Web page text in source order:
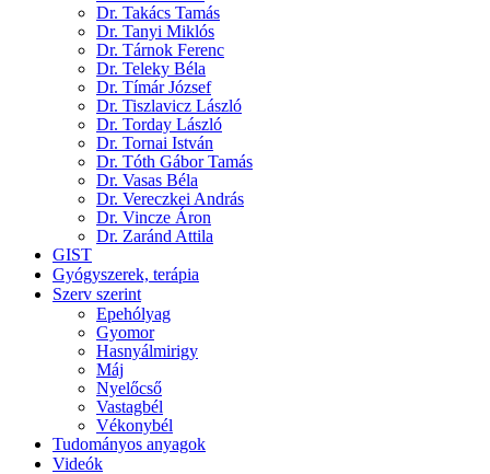
Dr. Takács Tamás
Dr. Tanyi Miklós
Dr. Tárnok Ferenc
Dr. Teleky Béla
Dr. Tímár József
Dr. Tiszlavicz László
Dr. Torday László
Dr. Tornai István
Dr. Tóth Gábor Tamás
Dr. Vasas Béla
Dr. Vereczkei András
Dr. Vincze Áron
Dr. Zaránd Attila
GIST
Gyógyszerek, terápia
Szerv szerint
Epehólyag
Gyomor
Hasnyálmirigy
Máj
Nyelőcső
Vastagbél
Vékonybél
Tudományos anyagok
Videók